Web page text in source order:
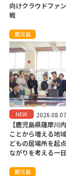
向けクラウドファ
戦
鹿児島
NEW 2026.08.07
【鹿児島県薩摩川
ことから増える地
どもの居場所を起
ながりを考える一日
鹿児島